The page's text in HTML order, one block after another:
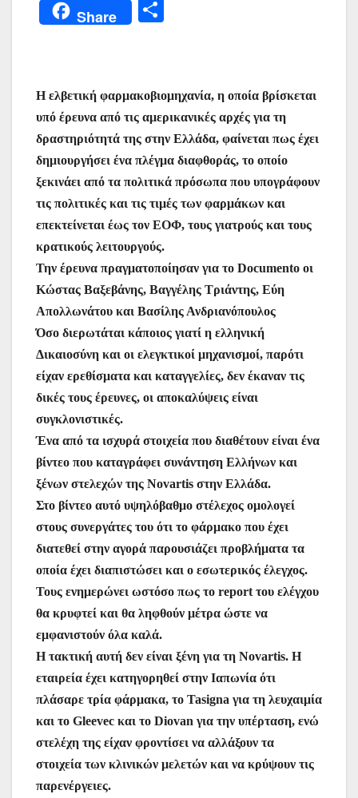
c
o
o
k
itt at
p
p
ai
st
n
g
er
m
Share
α
σ
τε
ίτ
ε
Η ελβετική φαρμακοβιομηχανία, η οποία βρίσκεται
υπό έρευνα από τις αμερικανικές αρχές για τη
δραστηριότητά της στην Ελλάδα, φαίνεται πως έχει
δημιουργήσει ένα πλέγμα διαφθοράς, το οποίο
ξεκινάει από τα πολιτικά πρόσωπα που υπογράφουν
τις πολιτικές και τις τιμές των φαρμάκων και
επεκτείνεται έως τον ΕΟΦ, τους γιατρούς και τους
κρατικούς λειτουργούς.
Την έρευνα πραγματοποίησαν για το Documento οι
Κώστας Βαξεβάνης, Βαγγέλης Τριάντης, Εύη
Απολλωνάτου και Βασίλης Ανδριανόπουλος
Όσο διερωτάται κάποιος γιατί η ελληνική
Δικαιοσύνη και οι ελεγκτικοί μηχανισμοί, παρότι
είχαν ερεθίσματα και καταγγελίες, δεν έκαναν τις
δικές τους έρευνες, οι αποκαλύψεις είναι
συγκλονιστικές.
Ένα από τα ισχυρά στοιχεία που διαθέτουν είναι ένα
βίντεο που καταγράφει συνάντηση Ελλήνων και
ξένων στελεχών της Novartis στην Ελλάδα.
Στο βίντεο αυτό υψηλόβαθμο στέλεχος ομολογεί
στους συνεργάτες του ότι το φάρμακο που έχει
διατεθεί στην αγορά παρουσιάζει προβλήματα τα
οποία έχει διαπιστώσει και ο εσωτερικός έλεγχος.
Τους ενημερώνει ωστόσο πως το report του ελέγχου
θα κρυφτεί και θα ληφθούν μέτρα ώστε να
εμφανιστούν όλα καλά.
Η τακτική αυτή δεν είναι ξένη για τη Novartis. H
εταιρεία έχει κατηγορηθεί στην Ιαπωνία ότι
πλάσαρε τρία φάρμακα, το Tasigna για τη λευχαιμία
και το Gleevec και το Diovan για την υπέρταση, ενώ
στελέχη της είχαν φροντίσει να αλλάξουν τα
στοιχεία των κλινικών μελετών και να κρύψουν τις
παρενέργειες.